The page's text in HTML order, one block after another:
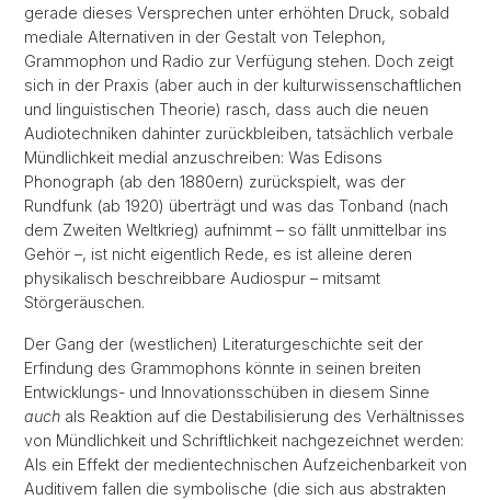
gerade dieses Versprechen unter erhöhten Druck, sobald
mediale Alternativen in der Gestalt von Telephon,
Grammophon und Radio zur Verfügung stehen. Doch zeigt
sich in der Praxis (aber auch in der kulturwissenschaftlichen
und linguistischen Theorie) rasch, dass auch die neuen
Audiotechniken dahinter zurückbleiben, tatsächlich verbale
Mündlichkeit medial anzuschreiben: Was Edisons
Phonograph (ab den 1880ern) zurückspielt, was der
Rundfunk (ab 1920) überträgt und was das Tonband (nach
dem Zweiten Weltkrieg) aufnimmt – so fällt unmittelbar ins
Gehör –, ist nicht eigentlich Rede, es ist alleine deren
physikalisch beschreibbare Audiospur – mitsamt
Störgeräuschen.
Der Gang der (westlichen) Literaturgeschichte seit der
Erfindung des Grammophons könnte in seinen breiten
Entwicklungs- und Innovationsschüben in diesem Sinne
auch als Reaktion auf die Destabilisierung des Verhältnisses
von Mündlichkeit und Schriftlichkeit nachgezeichnet werden:
Als ein Effekt der medientechnischen Aufzeichenbarkeit von
Auditivem fallen die symbolische (die sich aus abstrakten